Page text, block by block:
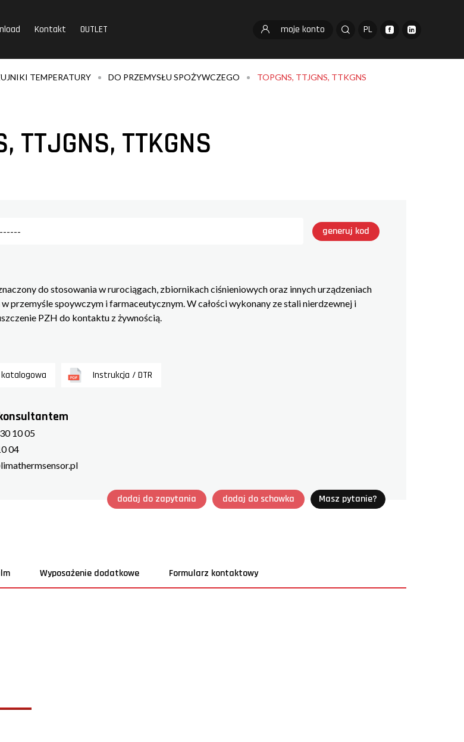
Kontakt OUTLET moje konto PL
TEMPERATURY DO PRZEMYSŁU SPOŻYWCZEGO TOPGNS, TTJGNS, TTKGNS
TTJGNS, TTKGNS
generuj kod
do stosowania w rurociągach, zbiornikach ciśnieniowych oraz innych urządzeniach
przemyśle spoywczym i farmaceutycznym. W całości wykonany ze stali nierdzewnej i
PZH do kontaktu z żywnością.
Instrukcja / DTR
10 05
04
dodaj do zapytania dodaj do schowka Masz pytanie?
Wyposażenie dodatkowe Formularz kontaktowy